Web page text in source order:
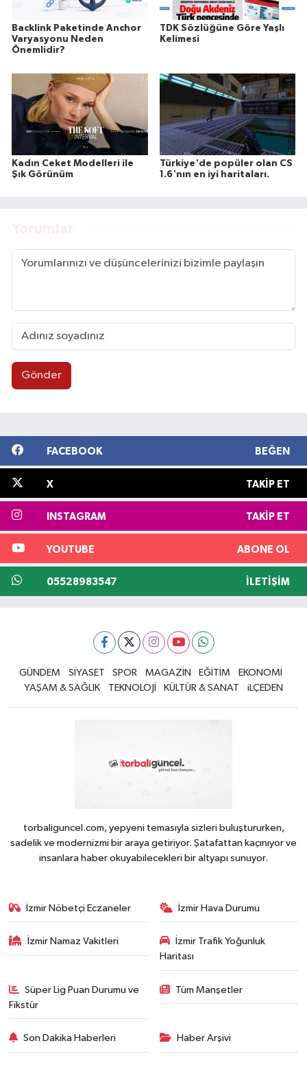
Backlink Paketinde Anchor
Varyasyonu Neden
Önemlidir?
TDK Sözlüğüne Göre Yaşlı
Kelimesi
Kadın Ceket Modelleri ile
Şık Görünüm
Türkiye'de popüler olan CS
1.6'nın en iyi haritaları.
Gönder
FACEBOOK BEĞEN
X TAKIP ET
INSTAGRAM TAKIP ET
YOUTUBE ABONE OL
05528983547 İLETIŞIM
GÜNDEM SİYASET SPOR MAGAZİN EĞİTİM
EKONOMİ
YAŞAM & SAĞLIK
TEKNOLOJİ KÜLTÜR & SANAT iLÇEDEN
torbaliguncel.com, yepyeni temasıyla sizleri buluştururken,
sadelik ve modernizmi bir araya getiriyor. Şatafattan kaçınıyor ve
insanlara haber okuyabilecekleri bir altyapı sunuyor.
İzmir Nöbetçi Eczaneler İzmir Hava Durumu
İzmir Namaz Vakitleri
İzmir Trafik Yoğunluk
Haritası
Süper Lig Puan Durumu ve
Fikstür
Tüm Manşetler
Son Dakika Haberleri Haber Arşivi